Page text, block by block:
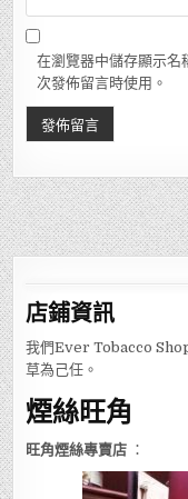
在瀏覽器中儲存顯示名
次發佈留言時使用。
店鋪資訊
我們Ever Tobacco
草為己任。
煙絲旺角
旺角煙絲專賣店 ：